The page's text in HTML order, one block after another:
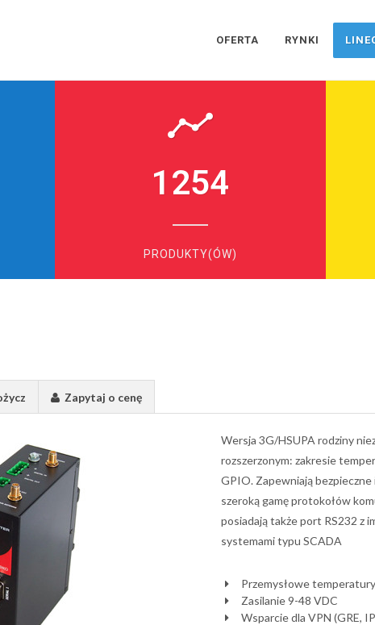
OFERTA RYNKI
1254
PRODUKTY(ÓW)
Zapytaj o cenę
Wersja 3G/HSUPA rodziny
rozszerzonym: zakresie
GPIO. Zapewniają
szeroką gamę protokołów
posiadają także port RS232 z
systemami typu SCADA
Przemysłowe
Zasilanie 9-48 VDC
Wsparcie dla VPN (GRE,